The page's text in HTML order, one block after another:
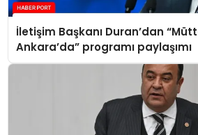
İletişim Başkanı Duran’dan
Ankara’da” programı paylaşımı